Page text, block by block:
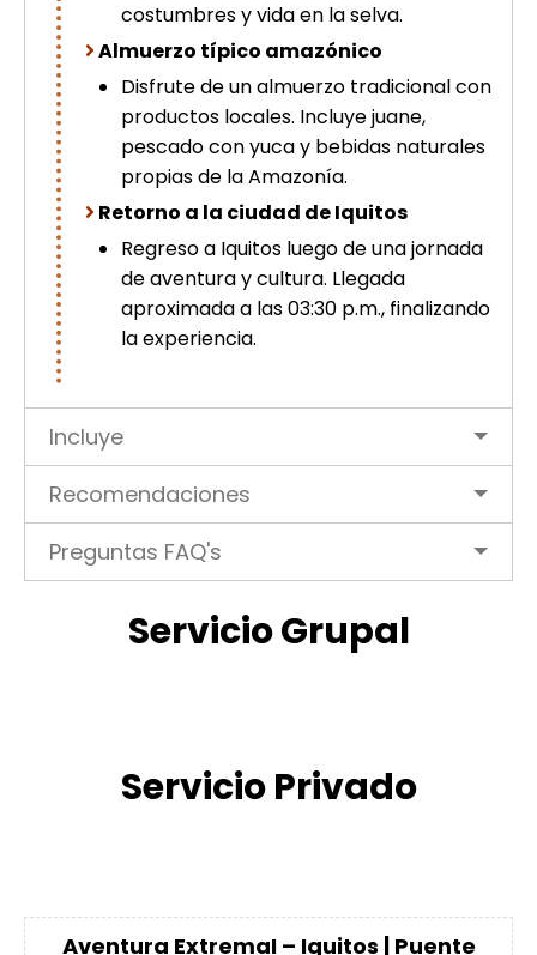
costumbres y vida en la selva.
Almuerzo típico amazónico
Disfrute de un almuerzo tradicional con
productos locales. Incluye juane,
pescado con yuca y bebidas naturales
propias de la Amazonía.
Retorno a la ciudad de Iquitos
Regreso a Iquitos luego de una jornada
de aventura y cultura. Llegada
aproximada a las 03:30 p.m., finalizando
la experiencia.
Incluye
Recomendaciones
Preguntas FAQ's
Servicio Grupal
Servicio Privado
Aventura ExtremaI – Iquitos | Puente